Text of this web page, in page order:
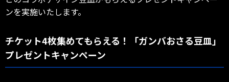
ンを実施いたします。
チケット4枚集めてもらえる！「ガンバおさる豆皿」
プレゼントキャンペーン